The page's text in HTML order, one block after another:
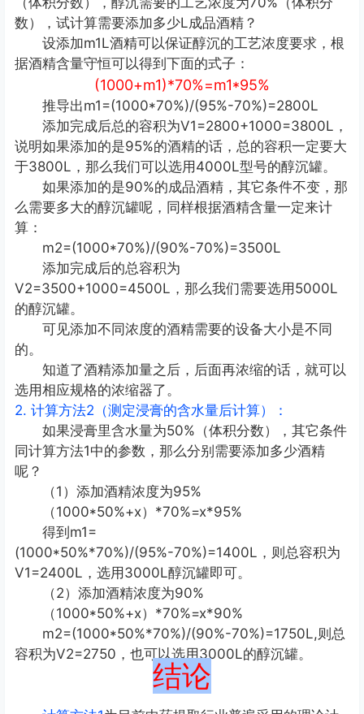
数），试计算需要添加多少L成品酒精？
设添加m1L酒精可以保证醇沉的工艺浓度要求，根
据酒精含量守恒可以得到下面的式子：
(1000+m1)*70%=m1*95%
推导出m1=(1000*70%)/(95%-70%)=2800L
添加完成后总的容积为V1=2800+1000=3800L，
说明如果添加的是95%的酒精的话，总的容积一定要大
于3800L，那么我们可以选用4000L型号的醇沉罐。
如果添加的是90%的成品酒精，其它条件不变，那
么需要多大的醇沉罐呢，同样根据酒精含量一定来计
算：
m2=(1000*70%)/(90%-70%)=3500L
添加完成后的总容积为
V2=3500+1000=4500L，那么我们需要选用5000L
的醇沉罐。
可见添加不同浓度的酒精需要的设备大小是不同
的。
知道了酒精添加量之后，后面再浓缩的话，就可以
选用相应规格的浓缩器了。
2. 计算方法2（测定浸膏的含水量后计算）：
如果浸膏里含水量为50%（体积分数），其它条件
同计算方法1中的参数，那么分别需要添加多少酒精
呢？
（1）添加酒精浓度为95%
（1000*50%+x）*70%=x*95%
得到m1=
(1000*50%*70%)/(95%-70%)=1400L，则总容积为
V1=2400L，选用3000L醇沉罐即可。
（2）添加酒精浓度为90%
（1000*50%+x）*70%=x*90%
m2=(1000*50%*70%)/(90%-70%)=1750L,则总
容积为V2=2750，也可以选用3000L的醇沉罐。
结论